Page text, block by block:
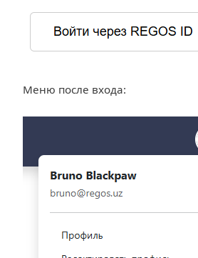
Меню после входа: